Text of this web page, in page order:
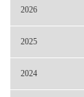
2026
2025
2024